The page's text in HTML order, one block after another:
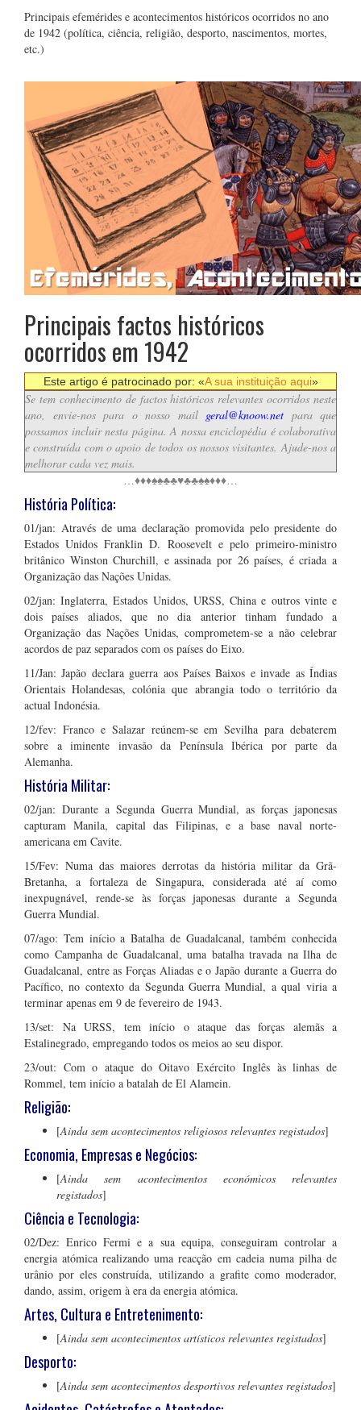
Principais efemérides e acontecimentos históricos ocorridos no ano
de 1942 (política, ciência, religião, desporto, nascimentos, mortes,
etc.)
Principais factos históricos
ocorridos em 1942
Este artigo é patrocinado por: «A sua instituição aqui»
Se tem conhecimento de factos históricos relevantes ocorridos neste
ano, envie-nos para o nosso mail geral@knoow.net para que
possamos incluir nesta página. A nossa enciclopédia é colaborativa
e construída com o apoio de todos os nossos visitantes. Ajude-nos a
melhorar cada vez mais.
…♦♦♦♠♠♣♣♥♣♣♠♠♦♦♦…
História Política:
01/jan: Através de uma declaração promovida pelo presidente do
Estados Unidos Franklin D. Roosevelt e pelo primeiro-ministro
britânico Winston Churchill, e assinada por 26 países, é criada a
Organização das Nações Unidas.
02/jan: Inglaterra, Estados Unidos, URSS, China e outros vinte e
dois países aliados, que no dia anterior tinham fundado a
Organização das Nações Unidas, comprometem-se a não celebrar
acordos de paz separados com os países do Eixo.
11/Jan: Japão declara guerra aos Países Baixos e invade as Índias
Orientais Holandesas, colónia que abrangia todo o território da
actual Indonésia.
12/fev: Franco e Salazar reúnem-se em Sevilha para debaterem
sobre a iminente invasão da Península Ibérica por parte da
Alemanha.
História Militar:
02/jan: Durante a Segunda Guerra Mundial, as forças japonesas
capturam Manila, capital das Filipinas, e a base naval norte-
americana em Cavite.
15/Fev: Numa das maiores derrotas da história militar da Grã-
Bretanha, a fortaleza de Singapura, considerada até aí como
inexpugnável, rende-se às forças japonesas durante a Segunda
Guerra Mundial.
07/ago: Tem início a Batalha de Guadalcanal, também conhecida
como Campanha de Guadalcanal, uma batalha travada na Ilha de
Guadalcanal, entre as Forças Aliadas e o Japão durante a Guerra do
Pacífico, no contexto da Segunda Guerra Mundial, a qual viria a
terminar apenas em 9 de fevereiro de 1943.
13/set: Na URSS, tem início o ataque das forças alemãs a
Estalinegrado, empregando todos os meios ao seu dispor.
23/out: Com o ataque do Oitavo Exército Inglês às linhas de
Rommel, tem início a batalah de El Alamein.
Religião:
[Ainda sem acontecimentos religiosos relevantes registados]
Economia, Empresas e Negócios:
[Ainda sem acontecimentos económicos relevantes
registados]
Ciência e Tecnologia:
02/Dez: Enrico Fermi e a sua equipa, conseguiram controlar a
energia atómica realizando uma reacção em cadeia numa pilha de
urânio por eles construída, utilizando a grafite como moderador,
dando, assim, origem à era da energia atómica.
Artes, Cultura e Entretenimento:
[Ainda sem acontecimentos artísticos relevantes registados]
Desporto:
[Ainda sem acontecimentos desportivos relevantes registados]